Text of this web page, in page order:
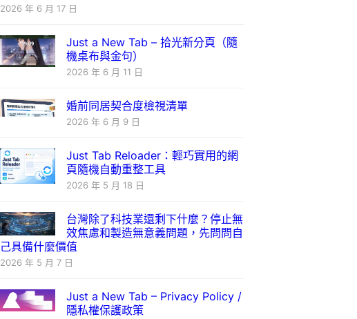
2026 年 6 月 17 日
Just a New Tab – 拾光新分頁（隨
機桌布與金句）
2026 年 6 月 11 日
婚前同居契合度檢視清單
2026 年 6 月 9 日
Just Tab Reloader：輕巧實用的網
頁隨機自動重整工具
2026 年 5 月 18 日
台灣除了科技業還剩下什麼？停止無
效焦慮和製造無意義問題，先問問自
己具備什麼價值
2026 年 5 月 7 日
Just a New Tab – Privacy Policy /
隱私權保護政策